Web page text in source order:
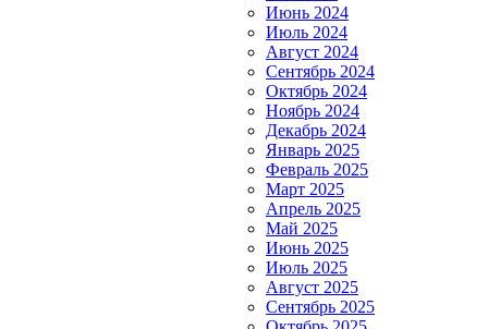
Июнь 2024
Июль 2024
Август 2024
Сентябрь 2024
Октябрь 2024
Ноябрь 2024
Декабрь 2024
Январь 2025
Февраль 2025
Март 2025
Апрель 2025
Май 2025
Июнь 2025
Июль 2025
Август 2025
Сентябрь 2025